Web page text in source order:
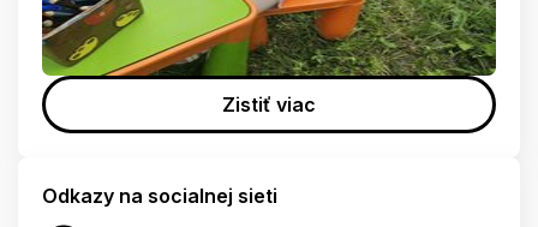
Zistiť viac
Odkazy na socialnej sieti